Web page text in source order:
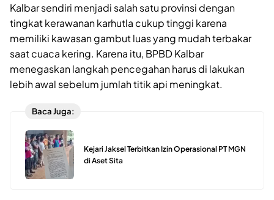
Kalbar sendiri menjadi salah satu provinsi dengan
tingkat kerawanan karhutla cukup tinggi karena
memiliki kawasan gambut luas yang mudah terbakar
saat cuaca kering. Karena itu, BPBD Kalbar
menegaskan langkah pencegahan harus di lakukan
lebih awal sebelum jumlah titik api meningkat.
Baca Juga:
Kejari Jaksel Terbitkan Izin Operasional PT MGN
di Aset Sita